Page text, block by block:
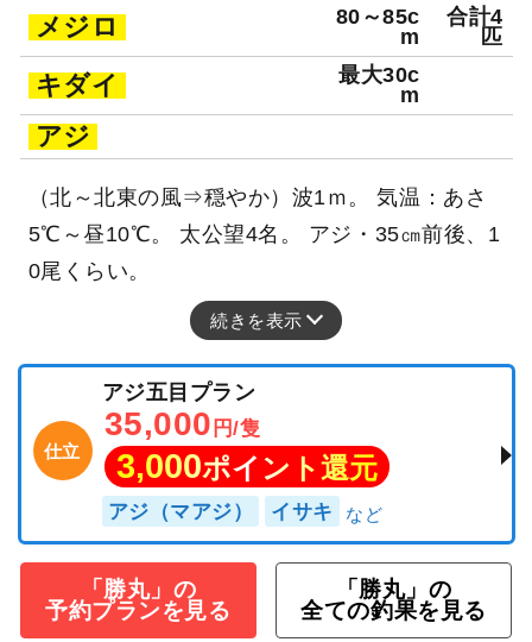
メジロ
80～85c
m
合計4
匹
キダイ
最大30c
m
アジ
（北～北東の風⇒穏やか）波1ｍ。 気温：あさ
5℃～昼10℃。 太公望4名。 アジ・35㎝前後、1
0尾くらい。
続きを表示
仕立
アジ五目プラン
35,000 円/隻
3,000ポイント還元
アジ（マアジ） イサキ
「勝丸」の
予約プランを見る
「勝丸」の
全ての釣果を見る